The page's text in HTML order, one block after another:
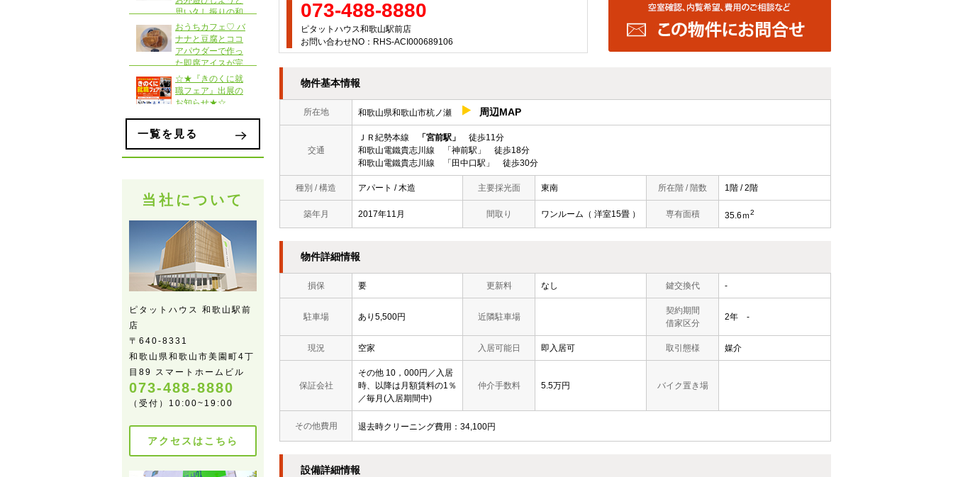
073-488-8880
ピタットハウス和歌山駅前店
お問い合わせNO：RHS-ACI000689106
物件基本情報
所在地 和歌山県和歌山市杭ノ瀬 周辺MAP
交通
ＪＲ紀勢本線 「宮前駅」
徒歩11分
和歌山電鐵貴志川線 「神前駅」 徒歩18分
和歌山電鐵貴志川線 「田中口駅」 徒歩30分
種別 / 構造 アパート / 木造 主要採光面 東南 所在階 / 階数 1階 / 2階
築年月 2017年11月 間取り ワンルーム（ 洋室15畳 ） 専有面積 35.6ｍ2
物件詳細情報
損保 要 更新料 なし 鍵交換代 -
駐車場 あり5,500円 近隣駐車場
契約期間
借家区分
2年 -
現況 空家 入居可能日 即入居可 取引態様 媒介
保証会社
その他 10，000円／入居
時、以降は月額賃料の1％
／毎月(入居期間中)
仲介手数料 5.5万円 バイク置き場
その他費用 退去時クリーニング費用：34,100円
設備詳細情報
一覧を見る
当社について
ピタットハウス 和歌山駅前
店
〒640-8331
和歌山県和歌山市美園町4丁
目89 スマートホームビル
073-488-8880
（受付）10:00~19:00
アクセスはこちら